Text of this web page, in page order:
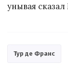
унывая
Тур де Франс